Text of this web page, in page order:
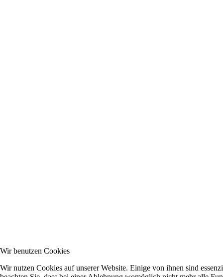
Wir benutzen Cookies
Wir nutzen Cookies auf unserer Website. Einige von ihnen sind